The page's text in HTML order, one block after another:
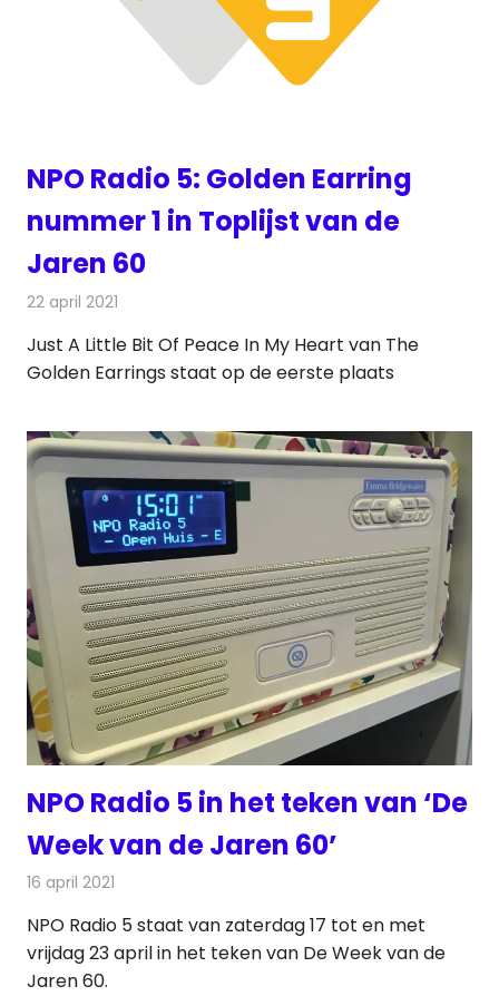
NPO Radio 5: Golden Earring
nummer 1 in Toplijst van de
Jaren 60
22 april 2021
Just A Little Bit Of Peace In My Heart van The
Golden Earrings staat op de eerste plaats
NPO Radio 5 in het teken van ‘De
Week van de Jaren 60’
16 april 2021
NPO Radio 5 staat van zaterdag 17 tot en met
vrijdag 23 april in het teken van De Week van de
Jaren 60.